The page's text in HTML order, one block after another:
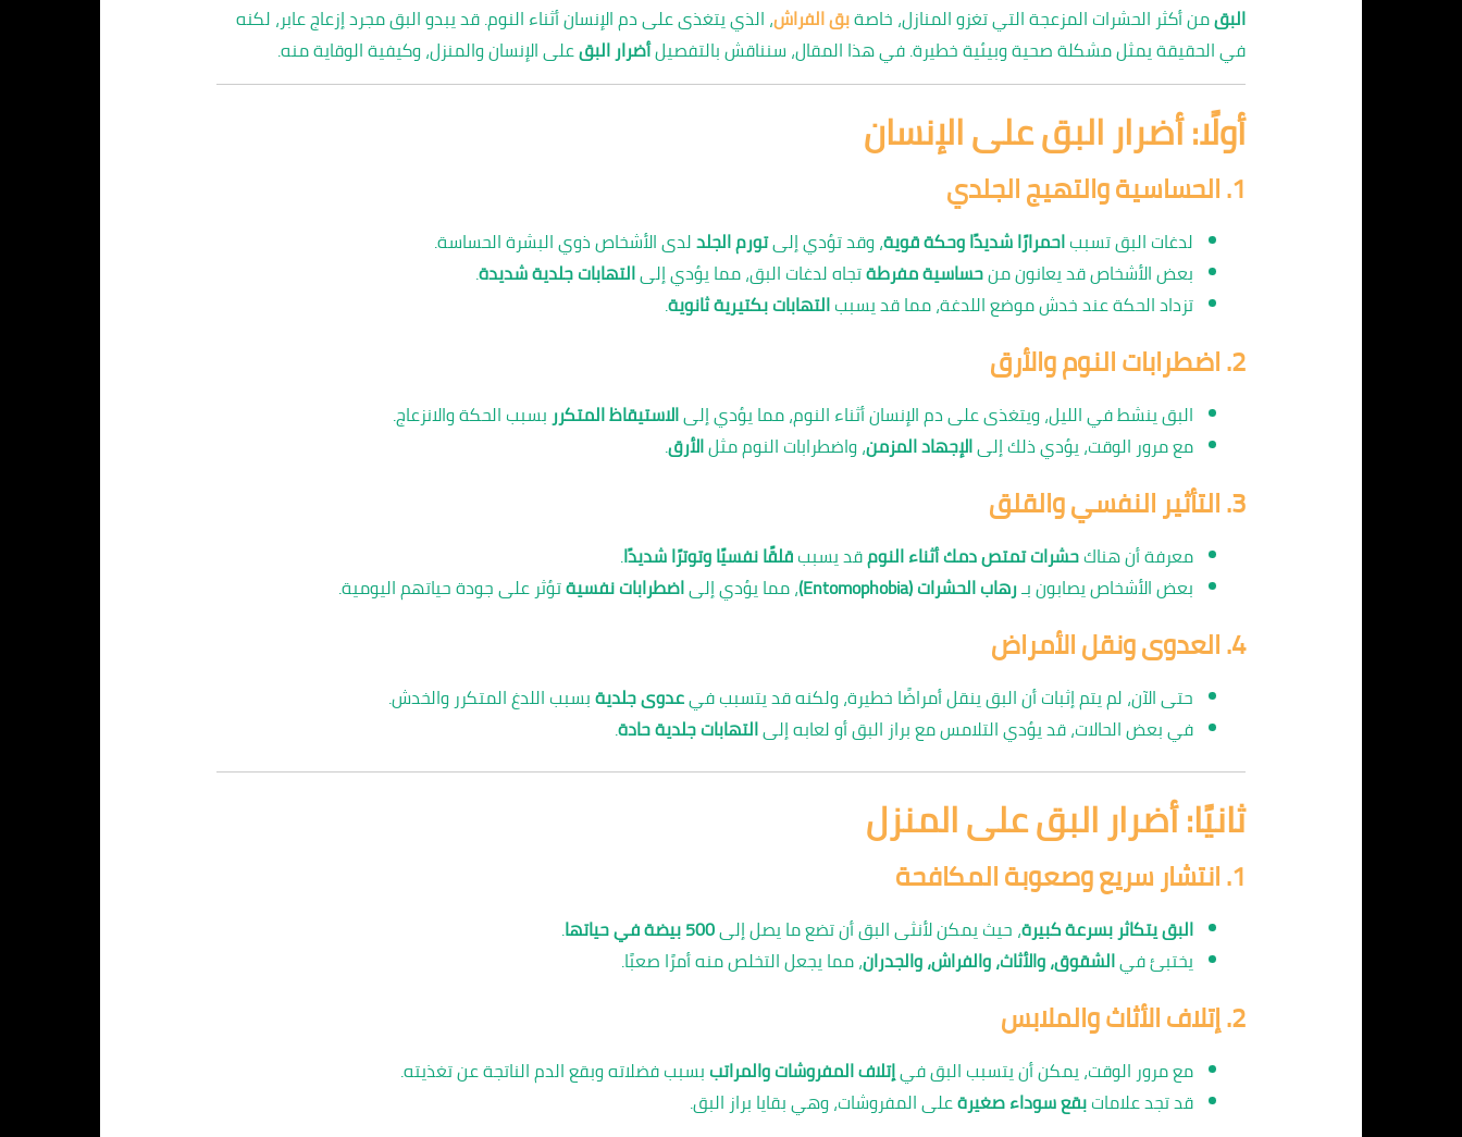
البقمن أكثر الحشرات المزعجة التي تغزو المنازل، خاصةبق الفراش، الذي يتغذى على دم الإنسان أثناء النوم. قد يبدو البق مجرد إزعاج عابر، لكنه
في الحقيقة يمثل مشكلة صحية وبيئية خطيرة. في هذا المقال، سنناقش بالتفصيلأضرار البقعلى الإنسان والمنزل، وكيفية الوقاية منه.
أولًا: أضرار البق على الإنسان
1. الحساسية والتهيج الجلدي
لدغات البق تسبباحمرارًا شديدًا وحكة قوية، وقد تؤدي إلىتورم الجلدلدى الأشخاص ذوي البشرة الحساسة.
بعض الأشخاص قد يعانون منحساسية مفرطةتجاه لدغات البق، مما يؤدي إلىالتهابات جلدية شديدة.
تزداد الحكة عند خدش موضع اللدغة، مما قد يسببالتهابات بكتيرية ثانوية.
2. اضطرابات النوم والأرق
البق ينشط في الليل، ويتغذى على دم الإنسان أثناء النوم، مما يؤدي إلىالاستيقاظ المتكرر بسبب الحكة والانزعاج.
مع مرور الوقت، يؤدي ذلك إلىالإجهاد المزمن، واضطرابات النوم مثلالأرق.
3. التأثير النفسي والقلق
معرفة أن هناكحشرات تمتص دمك أثناء النومقد يسببقلقًا نفسيًا وتوترًا شديدًا.
بعض الأشخاص يصابون بـرهاب الحشرات (Entomophobia) ، مما يؤدي إلىاضطرابات نفسيةتؤثر على جودة حياتهم اليومية.
4. العدوى ونقل الأمراض
حتى الآن، لم يتم إثبات أن البق ينقل أمراضًا خطيرة، ولكنه قد يتسبب فيعدوى جلديةبسبب اللدغ المتكرر والخدش.
في بعض الحالات، قد يؤدي التلامس مع براز البق أو لعابه إلىالتهابات جلدية حادة.
ثانيًا: أضرار البق على المنزل
1. انتشار سريع وصعوبة المكافحة
البق يتكاثر بسرعة كبيرة، حيث يمكن لأنثى البق أن تضع ما يصل إلى500 بيضة في حياتها
.
يختبئ فيالشقوق، والأثاث، والفراش، والجدران، مما يجعل التخلص منه أمرًا صعبًا.
2. إتلاف الأثاث والملابس
مع مرور الوقت، يمكن أن يتسبب البق فيإتلاف المفروشات والمراتب بسبب فضلاته وبقع الدم الناتجة عن تغذيته.
قد تجد علاماتبقع سوداء صغيرةعلى المفروشات، وهي بقايا براز البق.